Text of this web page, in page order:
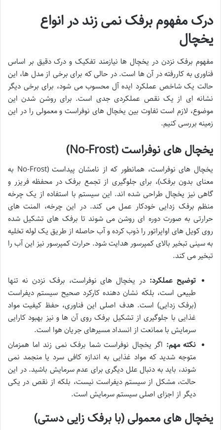
درک مفهوم برفک نمی زند در انواع
یخچال
مفهوم برفک نزدن در یخچال ها نیازمند تفکیک و درک دقیق بر اساس
فناوری به کاررفته در آن ها است. در حالی که برای برخی از مدل ها، این
حالت یک شاخص عملکرد ایده آل محسوب می شود، برای برخی دیگر
نشانه ای از یک نقص عملکردی جدی است. برای روشن شدن این
موضوع، لازم است تفاوت بین یخچال های نوفراست و معمولی را در این
زمینه بررسی کنیم.
یخچال های نوفراست (No-Frost)
یخچال های نوفراست، همانطور که از نامشان پیداست (No-Frost به
معنای بدون برفک)، برای جلوگیری از تجمع برفک در محفظه فریزر و
گاهی نیز یخچال طراحی شده اند. این سیستم با استفاده از یک چرخه
منظم برفک زدایی خودکار عمل می کند. در این چرخه، المنت های
حرارتی به صورت دوره ای روشن می شوند تا برفک های تشکیل شده
روی کویل های اواپراتور را ذوب کرده و آب حاصله از طریق یک لوله تخلیه
به سینی تبخیر بالای کمپرسور هدایت شود. حرارت کمپرسور نیز این آب را
تبخیر می کند.
توضیح عملکرد: در یخچال های نوفراست، برفک نزدن نه تنها
طبیعی است، بلکه نشان دهنده کارکرد صحیح سیستم دیفراست
(برفک زدایی) است. هدف اصلی این فناوری، حفظ کیفیت مواد
غذایی با جلوگیری از تشکیل برفک روی آن ها و نیز بهبود کارایی
سرمایش با ممانعت از انسداد مسیرهای جریان هوا است.
نکته مهم: اگر یخچال نوفراست شما برفک نمی زند اما همزمان
متوجه شدید که مواد غذایی به اندازه کافی سرد یا منجمد نمی
شوند، باید به دنبال علل دیگری برای عدم سرمایش باشید. در این
حالت، مشکل از سیستم دیفراست نیست، بلکه از نقص در یکی
دیگر از اجزای اصلی سیستم سرمایش است.
یخچال های معمولی (با برفک زایی دستی)